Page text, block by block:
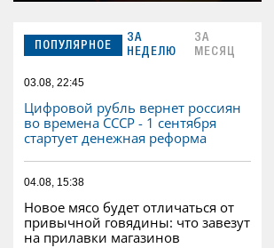
ПОПУЛЯРНОЕ
ЗА
НЕДЕЛЮ
ЗА
МЕСЯЦ
03.08, 22:45
Цифровой рубль вернет россиян
во времена СССР - 1 сентября
стартует денежная реформа
04.08, 15:38
Новое мясо будет отличаться от
привычной говядины: что завезут
на прилавки магазинов